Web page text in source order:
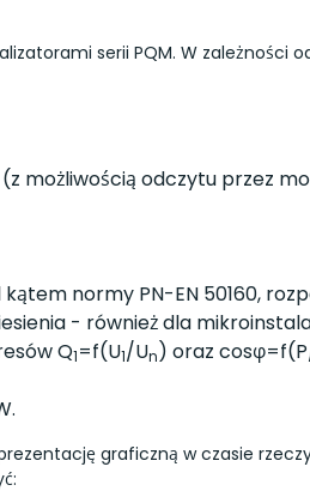
serii PQM. W zależności
możliwością odczytu przez
normy PN-EN 50160,
- również dla
Q1=f(U1/Un) oraz
graficzną w czasie